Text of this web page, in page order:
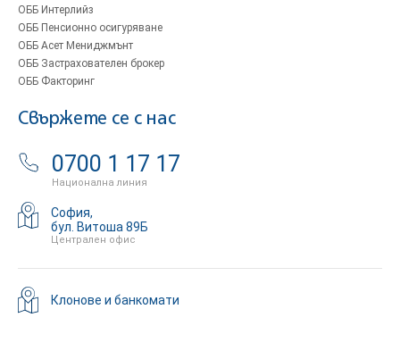
ОББ Интерлийз
ОББ Пенсионно осигуряване
ОББ Асет Мениджмънт
ОББ Застрахователен брокер
ОББ Факторинг
Свържете се с нас
0700 1 17 17
Национална линия
София,
бул. Витоша 89Б
Централен офис
Клонове и банкомати